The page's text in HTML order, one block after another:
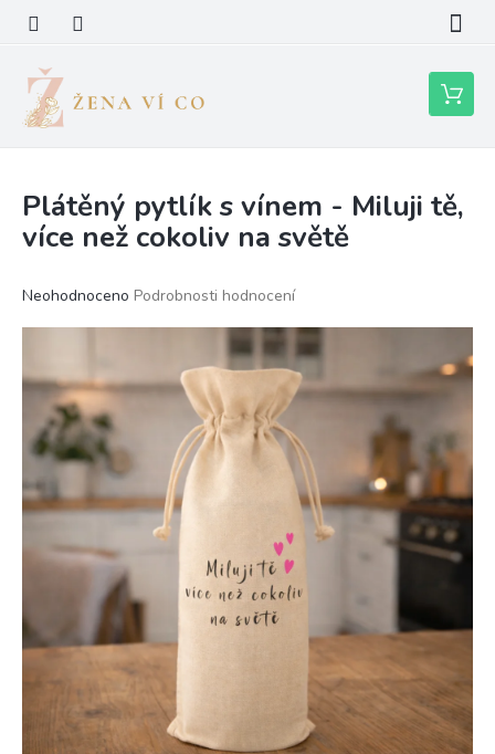
obsah
Nákupní
košík
Plátěný pytlík s vínem - Miluji tě,
více než cokoliv na světě
Průměrné
0,0
hvězdiček.
Neohodnoceno Podrobnosti hodnocení